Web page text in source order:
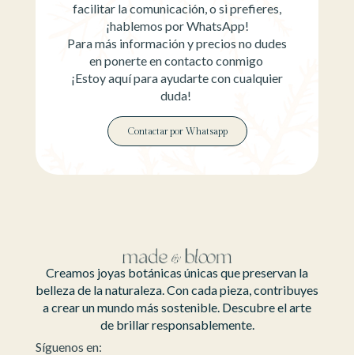
facilitar la comunicación, o si prefieres,
¡hablemos por WhatsApp!
Para más información y precios no dudes
en ponerte en contacto conmigo
¡Estoy aquí para ayudarte con cualquier
duda!
Contactar por Whatsapp
Creamos joyas botánicas únicas que preservan la
belleza de la naturaleza. Con cada pieza, contribuyes
a crear un mundo más sostenible. Descubre el arte
de brillar responsablemente.
Síguenos en: